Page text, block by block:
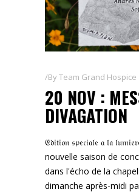
ByTeam Grand Hospice
20 NOV :
DIVAGATION
𝔈𝔡𝔦𝔱𝔦𝔬𝔫 𝔰𝔭𝔢𝔠𝔦𝔞𝔩𝔢 𝔞 𝔩𝔞
nouvelle saison de
dans l'écho de la
dimanche après-midi